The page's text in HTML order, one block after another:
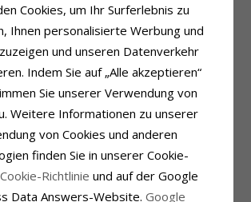
Durchmesser:7,0 mm
PRODUKTE
Cookies, um Ihr Surferlebnis zu
Ihnen personalisierte Werbung und
und unseren Datenverkehr
Indem Sie auf „Alle akzeptieren“
Sie unserer Verwendung von
Weitere Informationen zu unserer
von Cookies und anderen
finden Sie in unserer Cookie-
Cookie-Richtlinie und auf der Google
Data Answers-Website. Google